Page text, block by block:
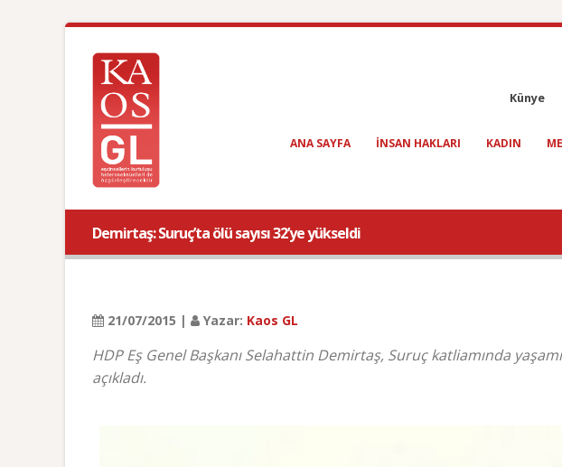
Künye
ANA SAYFA INSAN HAKLARI KADIN
Demirtaş: Suruç’ta ölü sayısı 32’ye yükseldi
21/07/2015 | Yazar: Kaos GL
HDP Eş Genel Başkanı Selahattin Demirtaş, Suruç katliamında
açıkladı.